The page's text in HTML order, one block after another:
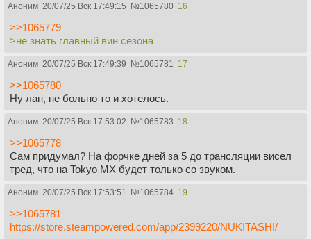
Аноним 20/07/25 Вск 17:49:15 №1065780 16
>>1065779
>не знать главный вин сезона
Аноним 20/07/25 Вск 17:49:39 №1065781 17
>>1065780
Ну лан, не больно то и хотелось.
Аноним 20/07/25 Вск 17:53:02 №1065783 18
>>1065778
Сам придумал? На форчке дней за 5 до трансляции висел
тред, что на Tokyo MX будет только со звуком.
Аноним 20/07/25 Вск 17:53:51 №1065784 19
>>1065781
https://store.steampowered.com/app/2399220/NUKITASHI/